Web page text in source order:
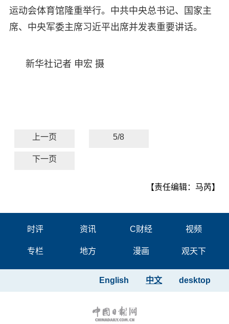
运动会体育馆隆重举行。中共中央总书记、国家主
席、中央军委主席习近平出席并发表重要讲话。
新华社记者 申宏 摄
上一页 5/8
下一页
【责任编辑：马芮】
时评 资讯 C财经 视频
专栏 地方 漫画 观天下
desktop
中文
English